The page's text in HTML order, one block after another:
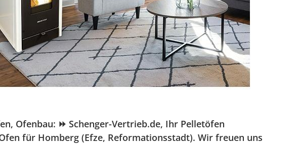
Ofenbau: ⏩ Schenger-Vertrieb.de, Ihr Pelletöfen
für Homberg (Efze, Reformationsstadt). Wir freuen uns